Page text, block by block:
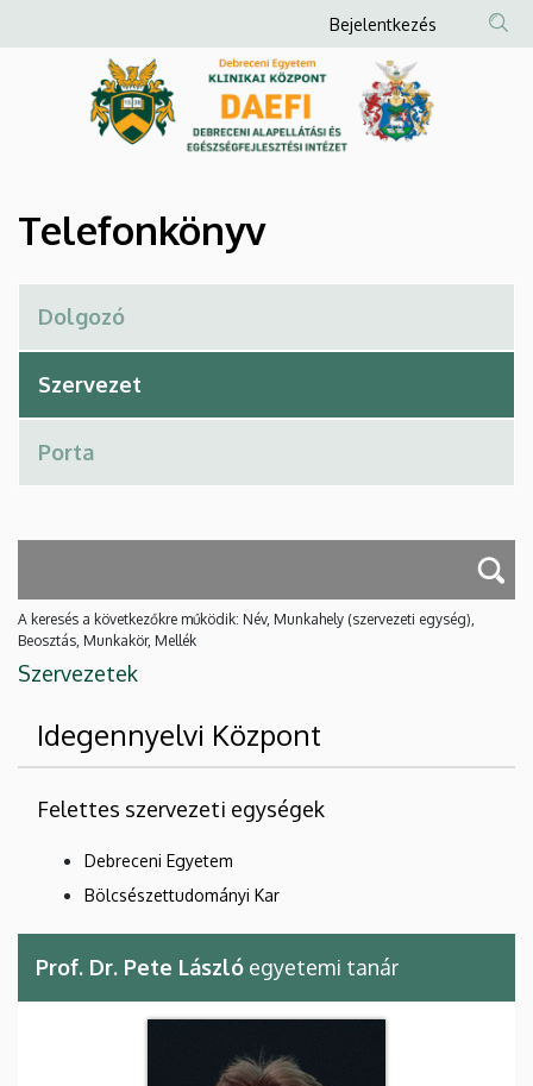
Debreceni
és
Egészségfejlesztési
Intézet
a
Anonim
Felhasználói
fiók
menüje
Bejelentkezés
Telefonkönyv
A keresés a következőkre működik: Név, Munkahely (szervezeti egység),
Beosztás, Munkakör, Mellék
Szervezetek
Idegennyelvi Központ
Felettes szervezeti egységek
Debreceni Egyetem
Bölcsészettudományi Kar
Prof. Dr. Pete László egyetemi tanár